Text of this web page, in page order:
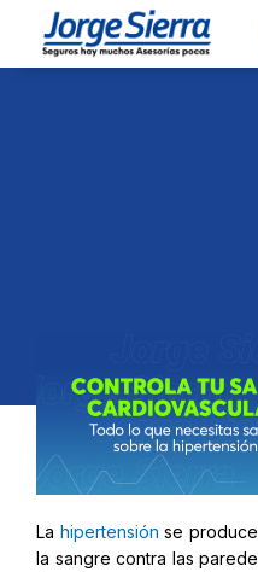
contenido
La hipertensión se
la sangre contra las